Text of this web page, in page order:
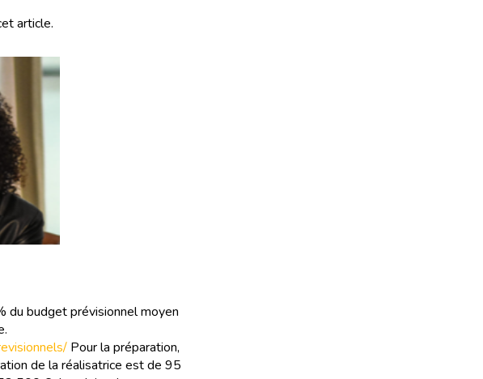
article.
du budget prévisionnel moyen
Pour la préparation,
de la réalisatrice est de 95